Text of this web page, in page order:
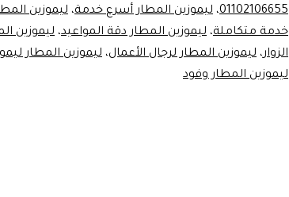
Departures)
01102106655، ليموزين المطار أسرع خدمة، ليموزين
خدمة متكاملة، ليموزين المطار دقة المواعيد، ليموزين
الزوار، ليموزين المطار لرجال الأعمال، ليموزين المطار
ليموزين المطار وفود